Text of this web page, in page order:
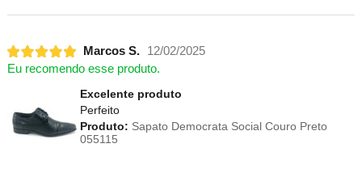
Marcos S.
12/02/2025
Eu recomendo esse produto.
Excelente produto
Perfeito
Produto: Sapato Democrata Social Couro Preto
055115